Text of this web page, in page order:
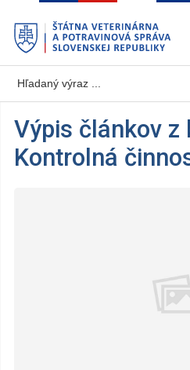
hlavný
obsah
Výpis článkov z
Kontrolná